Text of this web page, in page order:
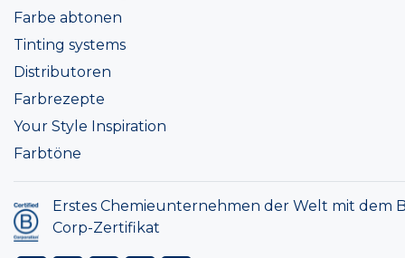
Farbe abtonen
Tinting systems
Distributoren
Farbrezepte
Your Style Inspiration
Farbtöne
Erstes Chemieunternehmen der Welt mit dem
Corp-Zertifikat